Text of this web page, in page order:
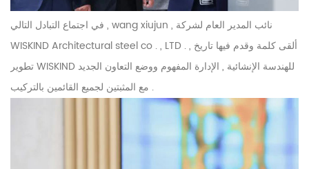
في اجتماع التبادل التالي , wang xiujun , نائب المدير العام لشركة
WISKIND Architectural steel co . , LTD . , ألقى كلمة وقدم فيها تاريخ
تطوير WISKIND للهندسة الإنشائية , الإدارة المفهوم ووضع التعاون الجديد
مع المثبتين لجميع القائمين بالتركيب .